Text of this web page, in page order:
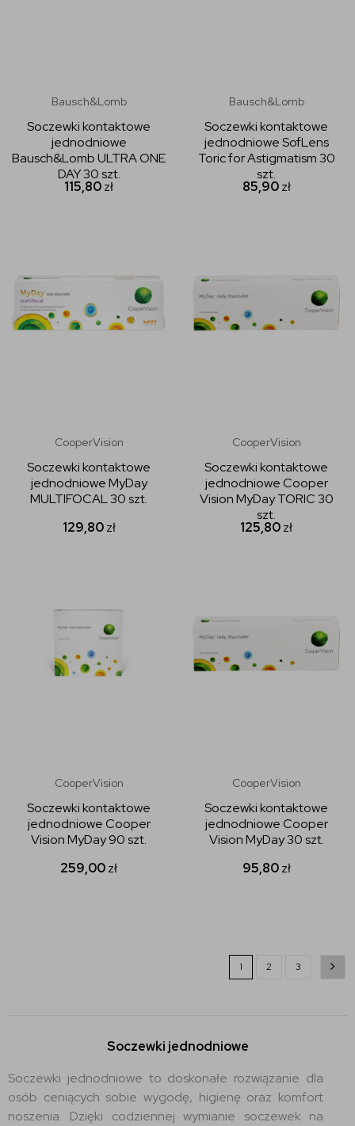
Bausch&Lomb
Soczewki kontaktowe
jednodniowe
Bausch&Lomb ULTRA ONE
DAY 30 szt.
115,80zł
Bausch&Lomb
Soczewki kontaktowe
jednodniowe SofLens
Toric for Astigmatism 30
szt.
85,90zł
CooperVision
Soczewki kontaktowe
jednodniowe MyDay
MULTIFOCAL 30 szt.
129,80zł
CooperVision
Soczewki kontaktowe
jednodniowe Cooper
Vision MyDay TORIC 30
szt.
125,80zł
CooperVision
Soczewki kontaktowe
jednodniowe Cooper
Vision MyDay 90 szt.
259,00zł
CooperVision
Soczewki kontaktowe
jednodniowe Cooper
Vision MyDay 30 szt.
95,80zł
1 2 3
Soczewki jednodniowe
Soczewki jednodniowe to doskonałe rozwiązanie dla
osób ceniących sobie wygodę, higienę oraz komfort
noszenia. Dzięki codziennej wymianie soczewek na